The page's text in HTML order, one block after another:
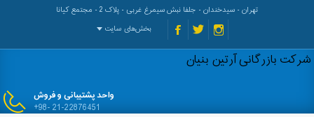
تهران - سیدخندان - جلفا نبش سیمرغ غربی - پلاک 2 - مجتمع کیانا
بخش‌های سایت
شرکت بازرگانی آرتین بنیان
واحد پشتیبانی و فروش
+98- 21-22876451